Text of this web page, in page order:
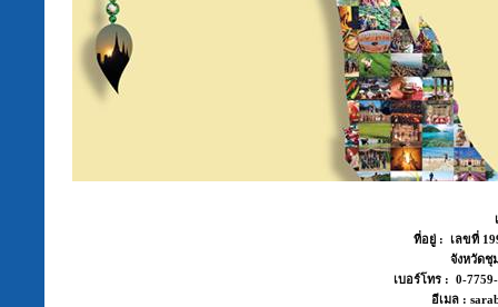
ที่อยู่ : เลขที่
จังหวัด
เบอร์โทร : 0-
อีเมล :